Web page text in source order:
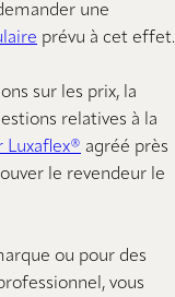
une
prévu à cet effet.
sur les prix, la
relatives à la
Luxaflex® agréé près
le revendeur le
ou pour des
vous